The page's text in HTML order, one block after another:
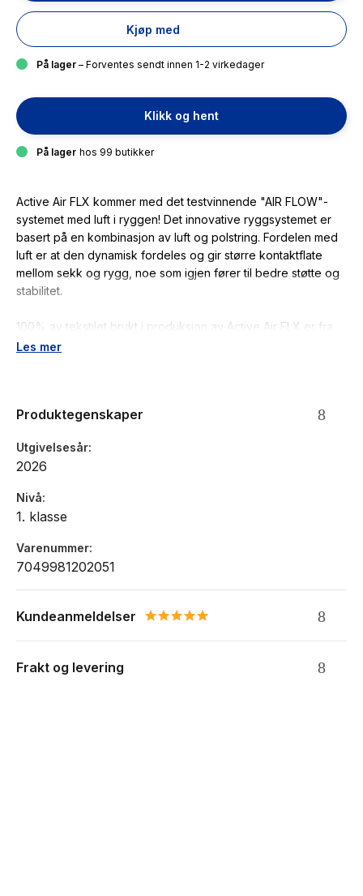
Kjøp med
På lager – Forventes sendt innen 1-2 virkedager
Klikk og hent
På lager hos 99 butikker
Active Air FLX kommer med det testvinnende "AIR FLOW"-
systemet med luft i ryggen! Det innovative ryggsystemet er
basert på en kombinasjon av luft og polstring. Fordelen med
luft er at den dynamisk fordeles og gir større kontaktflate
mellom sekk og rygg, noe som igjen fører til bedre støtte og
stabilitet.
100% av tekstilet brukt i produksjon av Active Air FLX er fra
43 resirkulerte plastflasker.
Utvendig rom for drikkeflaske, paraply etc.
Regntrekk i sidelomme
Egen lomme inni sekken til nettbrett
Vannavvisende og resirkulert materiale
Ekspansjon på 5 liter
Egen plass til pennal i lokket
Vanntette glidelåslommer på topplomme og hovedrom
Les mer
Produktegenskaper
Utgivelsesår
2026
Nivå
1. klasse
Varenummer
7049981202051
Kundeanmeldelser 5.0 star rating
Frakt og levering